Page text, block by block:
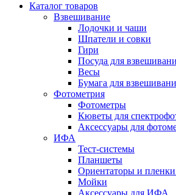
Каталог товаров
Взвешивание
Лодочки и чаши
Шпатели и совки
Гири
Посуда для
Весы
Бумага для
Фотометрия
Фотометры
Кюветы для
Аксессуары для
ИФА
Тест-системы
Планшеты
Ориентаторы и
Мойки
Аксессуары для ИФА